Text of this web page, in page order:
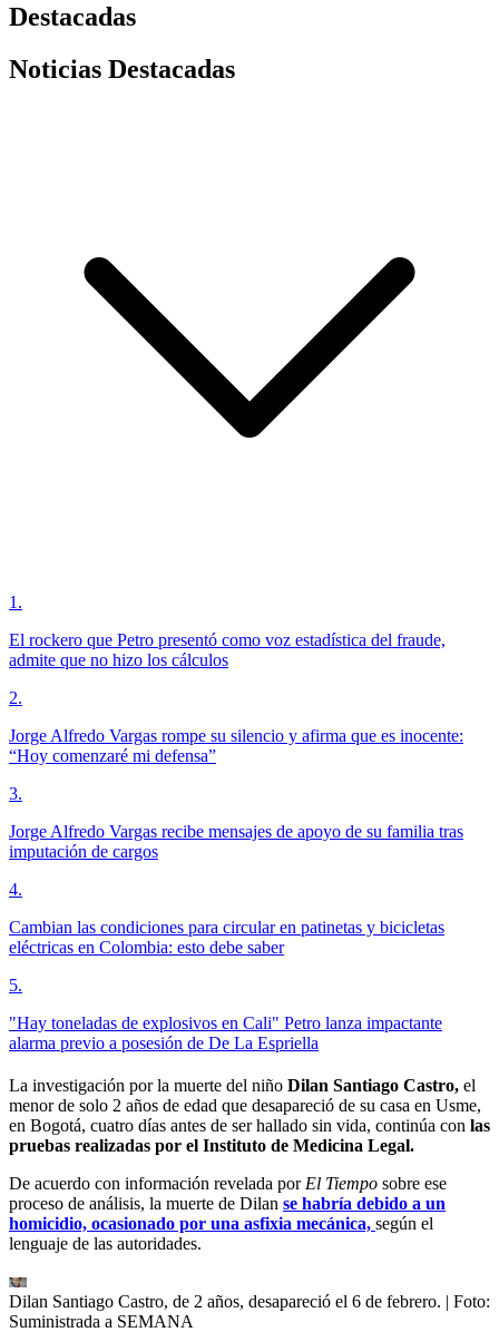
Destacadas
Noticias Destacadas
1 .
El rockero que Petro presentó como voz estadística del fraude,
admite que no hizo los cálculos
2.
Jorge Alfredo Vargas rompe su silencio y afirma que es inocente:
“Hoy comenzaré mi defensa”
3.
Jorge Alfredo Vargas recibe mensajes de apoyo de su familia tras
imputación de cargos
4.
Cambian las condiciones para circular en patinetas y bicicletas
eléctricas en Colombia: esto debe saber
5.
"Hay toneladas de explosivos en Cali" Petro lanza impactante
alarma previo a posesión de De La Espriella
La investigación por la muerte del niño Dilan Santiago Castro, el
menor de solo 2 años de edad que desapareció de su casa en Usme,
en Bogotá, cuatro días antes de ser hallado sin vida, continúa con las
pruebas realizadas por el Instituto de Medicina Legal.
De acuerdo con información revelada porEl Tiempo sobre ese
proceso de análisis, la muerte de Dilan se habría debido a un
homicidio, ocasionado por una asfixia mecánica, según el
lenguaje de las autoridades.
Dilan Santiago Castro, de 2 años, desapareció el 6 de febrero. | Foto:
Suministrada a SEMANA